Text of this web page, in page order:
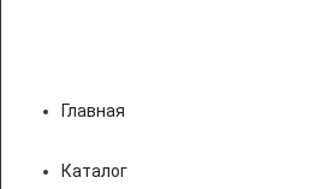
Главная
Каталог